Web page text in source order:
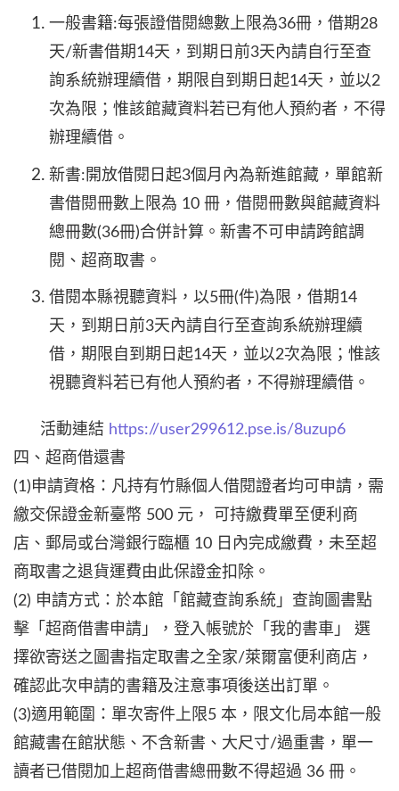
一般書籍:每張證借閱總數上限為36冊，借期28
天/新書借期14天，到期日前3天內請自行至查
詢系統辦理續借，期限自到期日起14天，並以2
次為限；惟該館藏資料若已有他人預約者，不得
辦理續借。
新書:開放借閱日起3個月內為新進館藏，單館新
書借閱冊數上限為 10 冊，借閱冊數與館藏資料
總冊數(36冊)合併計算。新書不可申請跨館調
閱、超商取書。
借閱本縣視聽資料，以5冊(件)為限，借期14
天，到期日前3天內請自行至查詢系統辦理續
借，期限自到期日起14天，並以2次為限；惟該
視聽資料若已有他人預約者，不得辦理續借。
活動連結 https://user299612.pse.is/8uzup6
四、超商借還書
(1)申請資格：凡持有竹縣個人借閱證者均可申請，需
繳交保證金新臺幣 500 元， 可持繳費單至便利商
店、郵局或台灣銀行臨櫃 10 日內完成繳費，未至超
商取書之退貨運費由此保證金扣除。
(2) 申請方式：於本館「館藏查詢系統」查詢圖書點
擊「超商借書申請」，登入帳號於「我的書車」 選
擇欲寄送之圖書指定取書之全家/萊爾富便利商店，
確認此次申請的書籍及注意事項後送出訂單。
(3)適用範圍：單次寄件上限5 本，限文化局本館一般
館藏書在館狀態、不含新書、大尺寸/過重書，單一
讀者已借閱加上超商借書總冊數不得超過 36 冊。